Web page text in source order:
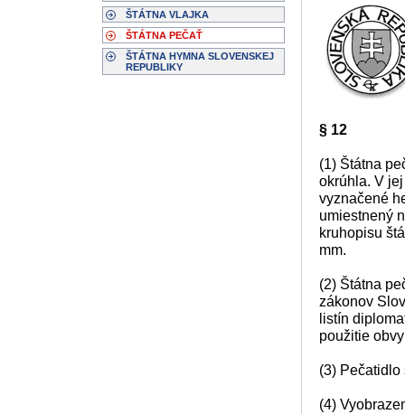
ŠTÁTNA VLAJKA
ŠTÁTNA PEČAŤ
ŠTÁTNA HYMNA SLOVENSKEJ
REPUBLIKY
§ 12
(1) Štátna
okrúhla. V
vyznačené
umiestnený
kruhopisu
mm.
(2) Štátna
zákonov
listín
použitie
(3)
(4)